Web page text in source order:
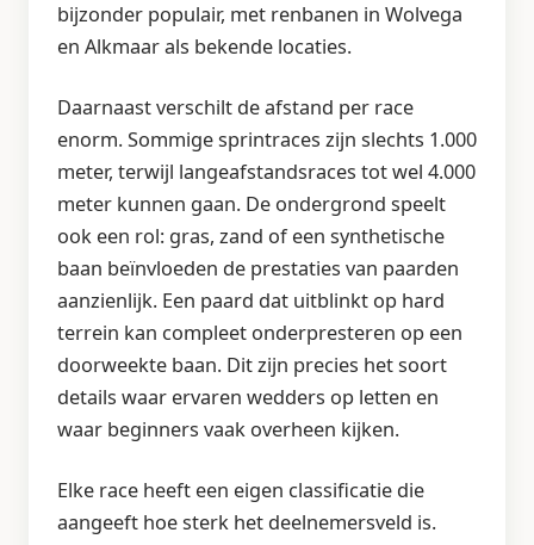
bijzonder populair, met renbanen in Wolvega
en Alkmaar als bekende locaties.
Daarnaast verschilt de afstand per race
enorm. Sommige sprintraces zijn slechts 1.000
meter, terwijl langeafstandsraces tot wel 4.000
meter kunnen gaan. De ondergrond speelt
ook een rol: gras, zand of een synthetische
baan beïnvloeden de prestaties van paarden
aanzienlijk. Een paard dat uitblinkt op hard
terrein kan compleet onderpresteren op een
doorweekte baan. Dit zijn precies het soort
details waar ervaren wedders op letten en
waar beginners vaak overheen kijken.
Elke race heeft een eigen classificatie die
aangeeft hoe sterk het deelnemersveld is.